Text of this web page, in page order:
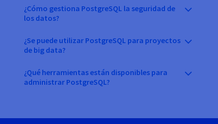
¿Cómo gestiona PostgreSQL la seguridad de
los datos?
¿Se puede utilizar PostgreSQL para proyectos
de big data?
¿Qué herramientas están disponibles para
administrar PostgreSQL?